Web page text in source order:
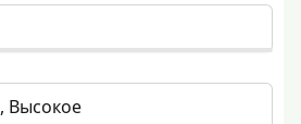
Высокое